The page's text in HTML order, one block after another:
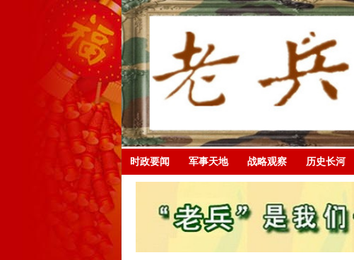
时政要闻 军事天地 战略观察 历史长河